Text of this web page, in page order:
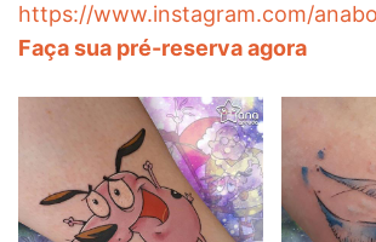
https://www.instagram.com/
Faça sua pré-reserva agora